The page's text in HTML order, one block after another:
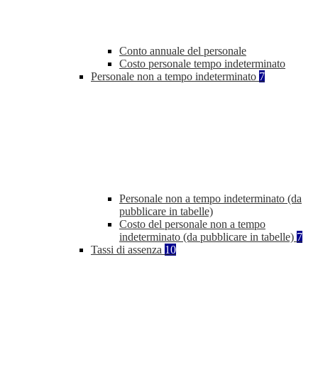
Conto annuale del personale
Costo personale tempo indeterminato
Personale non a tempo indeterminato 7
Personale non a tempo indeterminato (da
pubblicare in tabelle)
Costo del personale non a tempo
indeterminato (da pubblicare in tabelle) 7
Tassi di assenza 10